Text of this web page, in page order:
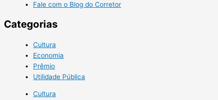
Fale com o Blog do Corretor
Categorias
Cultura
Economia
Prêmio
Utilidade Pública
Cultura